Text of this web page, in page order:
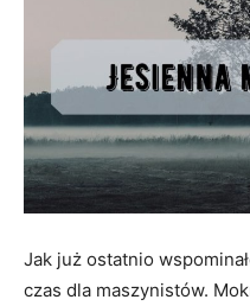
Jak już ostatnio
czas dla maszynistów.